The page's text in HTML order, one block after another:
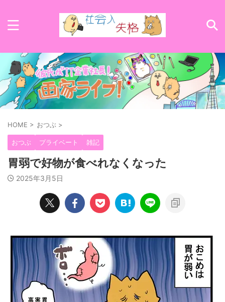
HOME > おつぶ >
おつぶ プライベート 雑記
胃弱で好物が食べれなくなった
2025年3月5日